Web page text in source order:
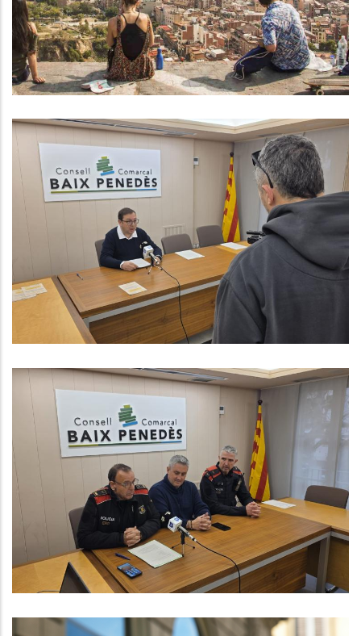
Educació,Joventut
El Consell Comarcal Del Baix
Penedès Presenta Una Nova
Edició Del Programa Consolida’t
Després D’un Balanç Molt Positiu
El 2025
P. econòmica
Els Mossos D'Esquadra Posen En
Marxa Un Nou Servei De Recollida
De Denúncies In Situ Al Baix
Penedès Per Apropar L’atenció
Policial A La Ciutadania
Altres